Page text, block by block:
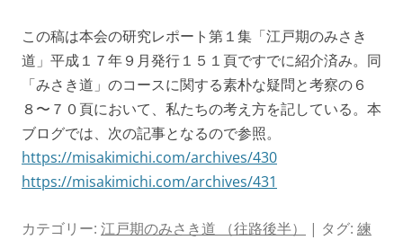
この稿は本会の研究レポート第１集「江戸期のみさき
道」平成１７年９月発行１５１頁ですでに紹介済み。同
「みさき道」のコースに関する素朴な疑問と考察の６
８〜７０頁において、私たちの考え方を記している。本
ブログでは、次の記事となるので参照。
https://misakimichi.com/archives/430
https://misakimichi.com/archives/431
カテゴリー: 江戸期のみさき道 （往路後半） | タグ: 練